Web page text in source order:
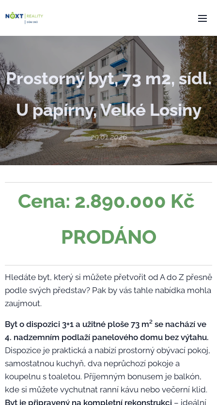
Prostorný byt, 73 m2, sídl.
U papírny, Velké Losiny
29.01.2026
Cena: 2.890.000 Kč
PRODÁNO
Hledáte byt, který si můžete přetvořit od A do Z přesně
podle svých představ? Pak by vás tahle nabídka mohla
zaujmout.
Byt o dispozici 3+1 a užitné ploše 73 m² se nachází ve
4. nadzemním podlaží panelového domu bez výtahu.
Dispozice je praktická a nabízí prostorný obývací pokoj,
samostatnou kuchyň, dva neprůchozí pokoje a
koupelnu s toaletou. Příjemným bonusem je balkón,
kde si můžete vychutnat ranní kávu nebo večerní klid.
Byt je připravený na kompletní rekonstrukci – ideální